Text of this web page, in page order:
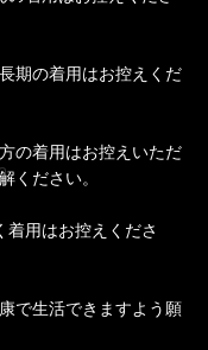
期の着用はお控えくだ
の着用はお控えいただ
ください。
着用はお控えくださ
で生活できますよう願